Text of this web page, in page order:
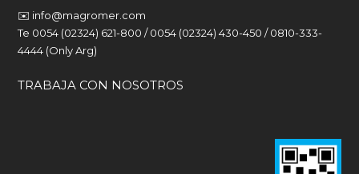
✉️ info@magromer.com
Te 0054 (02324) 621-800 / 0054 (02324) 430-450 / 0810-333-
4444 (Only Arg)
TRABAJA CON NOSOTROS